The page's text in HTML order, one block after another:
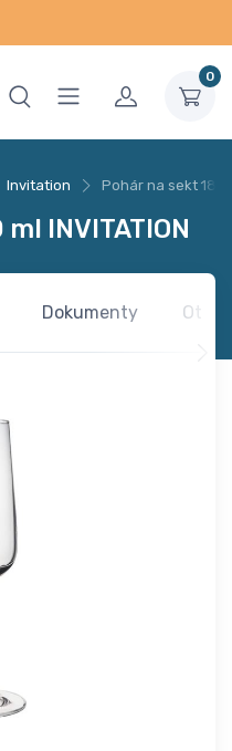
0
Invitation Pohár na sekt 180
INVITATION
Dokumenty